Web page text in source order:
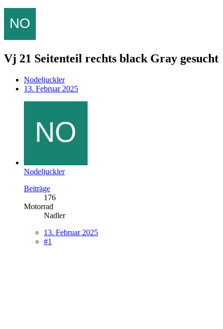
Vj 21 Seitenteil rechts black Gray gesucht
Nodeljuckler
13. Februar 2025
Nodeljuckler
Beiträge
176
Motorrad
Nadler
13. Februar 2025
#1